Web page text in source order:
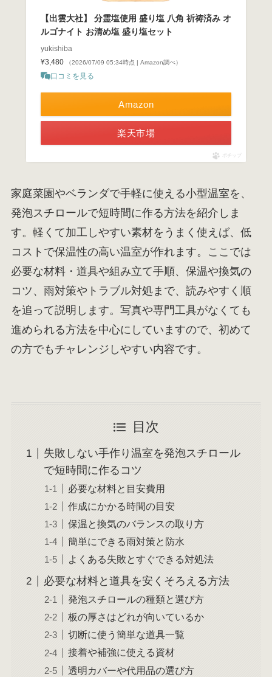
【出雲大社】 分霊塩使用 盛り塩 八角 祈祷済み オ
ルゴナイト お清め塩 盛り塩セット
yukishiba
¥3,480
（2026/07/09 05:34時点 | Amazon調べ）
口コミを見る
Amazon
楽天市場
ポチップ
家庭菜園やベランダで手軽に使える小型温室を、
発泡スチロールで短時間に作る方法を紹介しま
す。軽くて加工しやすい素材をうまく使えば、低
コストで保温性の高い温室が作れます。ここでは
必要な材料・道具や組み立て手順、保温や換気の
コツ、雨対策やトラブル対処まで、読みやすく順
を追って説明します。写真や専門工具がなくても
進められる方法を中心にしていますので、初めて
の方でもチャレンジしやすい内容です。
目次
失敗しない手作り温室を発泡スチロール
で短時間に作るコツ
必要な材料と目安費用
作成にかかる時間の目安
保温と換気のバランスの取り方
簡単にできる雨対策と防水
よくある失敗とすぐできる対処法
必要な材料と道具を安くそろえる方法
発泡スチロールの種類と選び方
板の厚さはどれが向いているか
切断に使う簡単な道具一覧
接着や補強に使える資材
透明カバーや代用品の選び方